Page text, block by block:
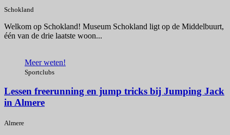
Schokland
Welkom op Schokland! Museum Schokland ligt op de Middelbuurt,
één van de drie laatste woon...
Meer weten!
Sportclubs
Lessen freerunning en jump tricks bij Jumping Jack
in Almere
Almere